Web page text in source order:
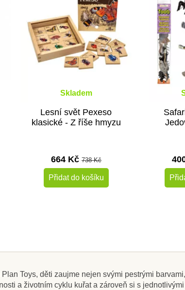
Skladem
Lesní svět Pexeso
klasické - Z říše hmyzu
664 Kč 738 Kč
Přidat do košíku
Toys, děti zaujme nejen svými pestrými
a životním cyklu kuřat a zároveň si s